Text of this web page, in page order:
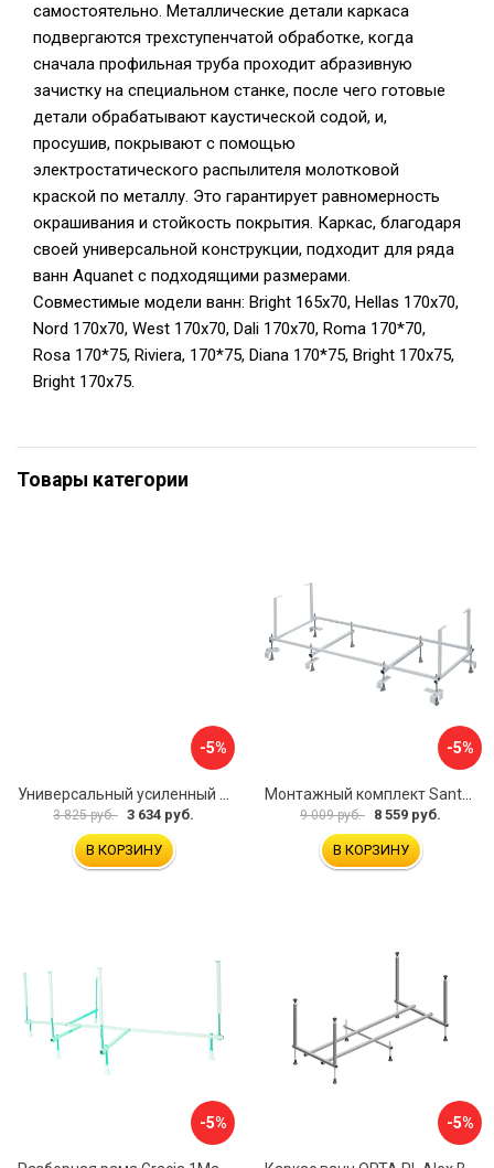
самостоятельно. Металлические детали каркаса
подвергаются трехступенчатой обработке, когда
сначала профильная труба проходит абразивную
зачистку на специальном станке, после чего готовые
детали обрабатывают каустической содой, и,
просушив, покрывают с помощью
электростатического распылителя молотковой
краской по металлу. Это гарантирует равномерность
окрашивания и стойкость покрытия. Каркас, благодаря
своей универсальной конструкции, подходит для ряда
ванн Aquanet с подходящими размерами.
Совместимые модели ванн: Bright 165x70, Hellas 170x70,
Nord 170x70, West 170x70, Dali 170x70, Roma 170*70,
Rosa 170*75, Riviera, 170*75, Diana 170*75, Bright 170x75,
Bright 170x75.
Товары категории
-5%
3 825 руб. 3 634 руб.
В КОРЗИНУ
-5%
9 009 руб. 8 559 руб.
В КОРЗИНУ
-5% -5%